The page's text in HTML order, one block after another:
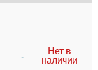
-
Нет в
наличии